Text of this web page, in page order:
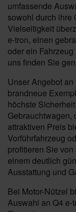
umfassende
sowohl durch ihre
Vielseitigkeit
e-tron, einen
oder ein
uns finden Sie
Unser Angebot
brandneue
höchste
Gebrauchtwagen,
attraktiven Preis
Vorführfahrzeug
profitieren Sie
einem deutlich
Ausstattung und
Bei Motor-Nützel
Auswahl an Q4 e-